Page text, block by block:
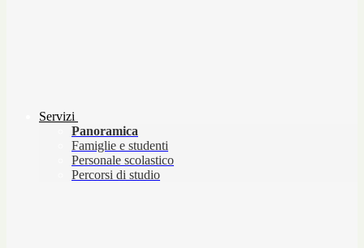
Servizi
Panoramica
Famiglie e studenti
Personale scolastico
Percorsi di studio